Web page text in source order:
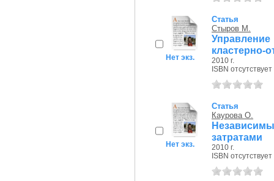
Нет экз.
Статья
Стыров М.
кластерно-
2010 г.
ISBN отсутствует
Нет экз.
Статья
Каурова О.
затратами
2010 г.
ISBN отсутствует